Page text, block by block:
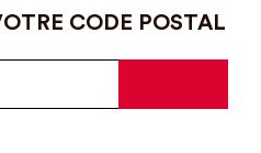
CODE POSTAL